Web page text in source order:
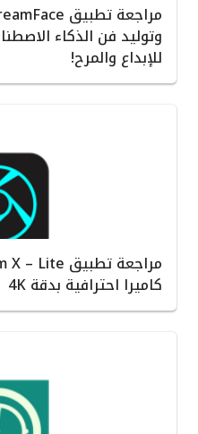
وتوليد فن الذكاء
للإبداع والمرح!
كاميرا احترافية بدقة 4K